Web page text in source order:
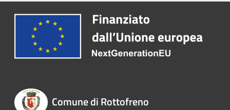
Comune di Rottofreno